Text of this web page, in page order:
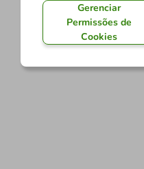
Gerenciar
Permissões de
Cookies